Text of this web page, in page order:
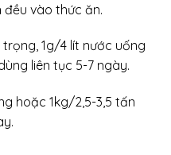
vào thức ăn.
1g/4 lít nước uống
liên tục 5-7 ngày.
hoặc 1kg/2,5-3,5 tấn